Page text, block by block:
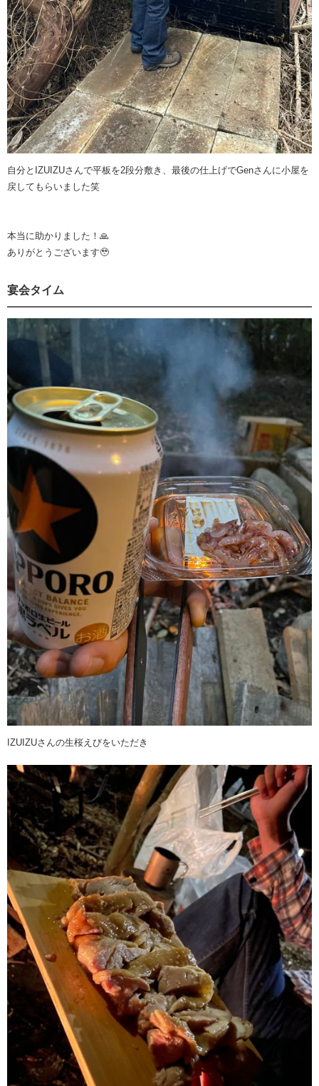
自分とIZUIZUさんで平板を2段分敷き、最後の仕上げでGenさんに小屋を
戻してもらいました笑
本当に助かりました！🙏
ありがとうございます🥹
宴会タイム
IZUIZUさんの生桜えびをいただき